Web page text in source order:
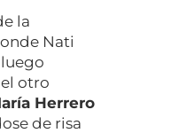
la
Nati
otro
Herrero
de risa